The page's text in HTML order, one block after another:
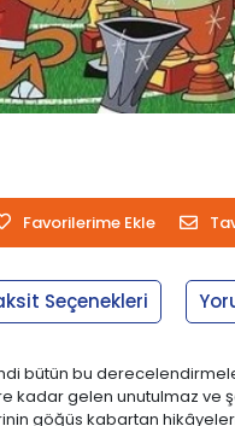
Favorilerime Ekle
Seçenekleri
bütün bu
gelen unutulmaz ve
göğüs kabartan